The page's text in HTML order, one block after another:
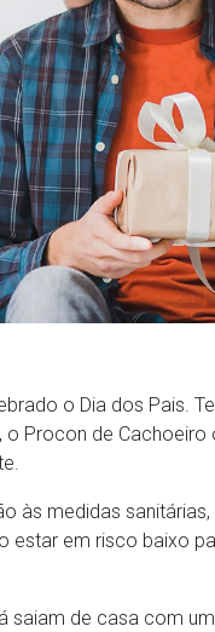
o Dia dos Pais.
Procon de Cachoeiro
às medidas
em risco baixo
saiam de casa com